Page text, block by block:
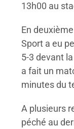
13h00 au
En
Sport a eu
5-3 devant
a fait un
minutes du
A plusieurs
péché au